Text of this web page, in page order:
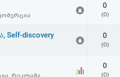
0
(0)
Self-discovery 0
(0)
რეკლამა
0
(0)